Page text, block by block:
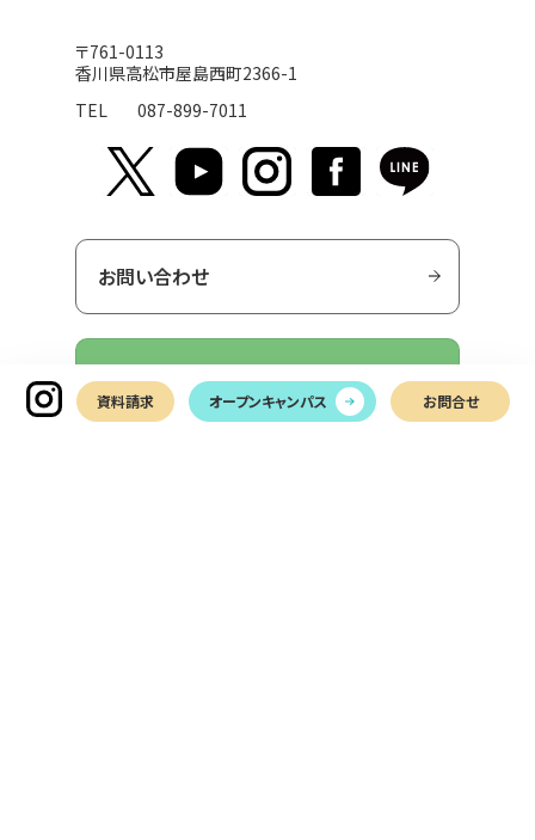
資料請求 オープンキャンパス お問合せ
〒761-0113
香川県高松市屋島西町2366-1
TEL
087-899-7011
お問い合わせ
LINEでお問い合わせ